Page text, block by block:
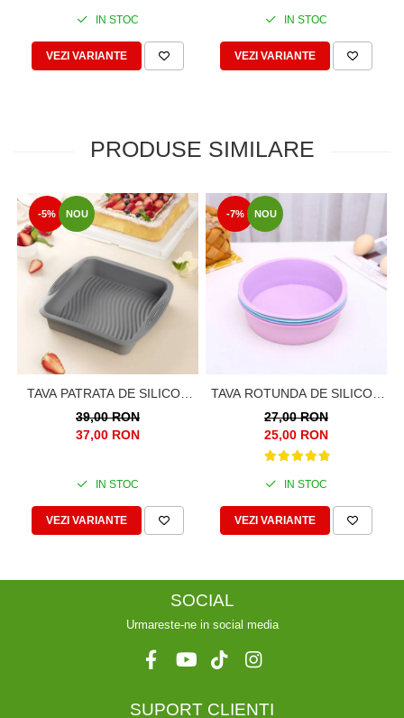
IN STOC
VEZI VARIANTE
IN STOC
VEZI VARIANTE
PRODUSE SIMILARE
-5% NOU
TAVA PATRATA DE SILICON
PENTRU CHEC, BLATURI,
PANDISPAN PRAJITURI,
39,00 RON
37,00 RON
IN STOC
VEZI VARIANTE
-7% NOU
TAVA ROTUNDA DE SILICON
ALIMENTAR
TERMOREZISTENT, 20CM,
PENTRU BLAT DE TORT,
CU AER CALD, AIRFRYER
27,00 RON
25,00 RON
IN STOC
VEZI VARIANTE
SOCIAL
Urmareste-ne in social media
SUPORT CLIENTI